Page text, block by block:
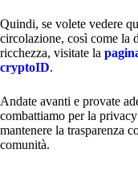
Quindi, se volete vedere
circolazione, così come la
ricchezza, visitate la
cryptoID.
Andate avanti e provate
combattiamo per la
mantenere la trasparenza
comunità.